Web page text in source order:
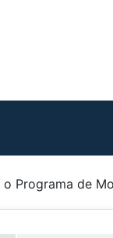
Programa de